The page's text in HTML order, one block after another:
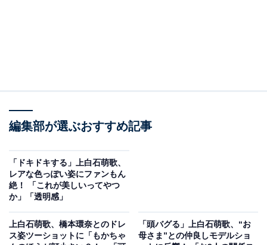
編集部が選ぶおすすめ記事
「ドキドキする」上白石萌歌、
レアな色っぽい姿にファンもん
絶！ 「これが美しいってやつ
か」「透明感」
上白石萌歌、橋本環奈とのドレ
ス姿ツーショットに「もかちゃ
「頭バグる」上白石萌歌、“お
母さま”との仲良しモデルショ